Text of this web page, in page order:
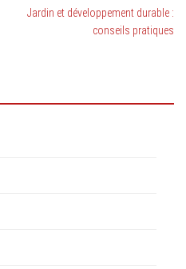
Jardin et développement durable :
conseils pratiques